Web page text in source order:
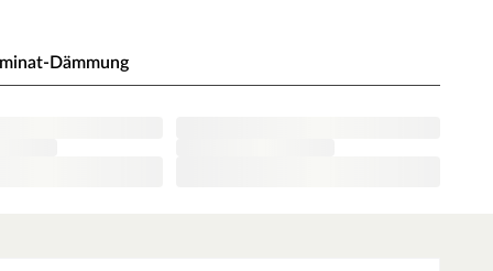
Dämmung